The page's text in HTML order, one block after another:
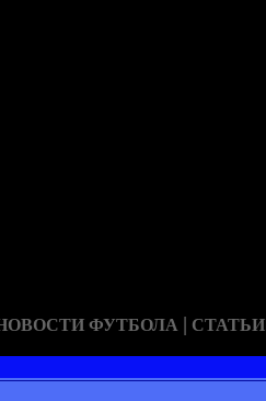
ФУТБОЛА | СТАТЬИ